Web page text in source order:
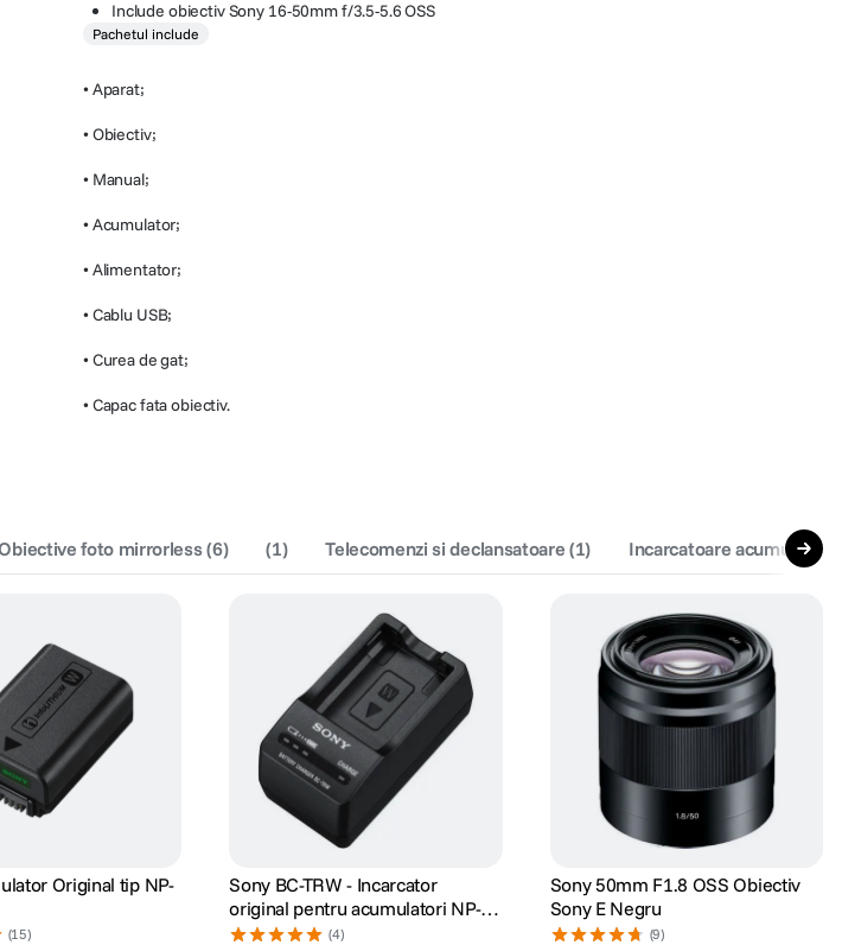
Include obiectiv Sony 16-50mm f/3.5-5.6 OSS
Pachetul include
• Aparat;
• Obiectiv;
• Manual;
• Acumulator;
• Alimentator;
• Cablu USB;
• Curea de gat;
• Capac fata obiectiv.
foto mirrorless(6) (1) Telecomenzi si declansatoare (1) Incarcatoare acumulatori
Original tip NP-
(15)
Sony BC-TRW - Incarcator
original pentru acumulatori NP-
FW50
(4)
Sony 50mm F1.8 OSS Obiectiv
Sony E Negru
(9)